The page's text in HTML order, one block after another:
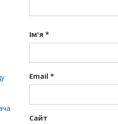
Ім'я *
Email *
Сайт